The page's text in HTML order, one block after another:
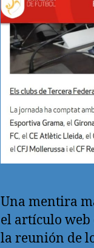
Una mentira
el artículo web
la reunión de